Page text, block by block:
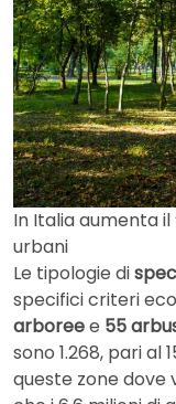
In Italia aumenta
urbani
Le tipologie di
specifici criteri
arboreee 55
sono 1.268, pari al
queste zone dove